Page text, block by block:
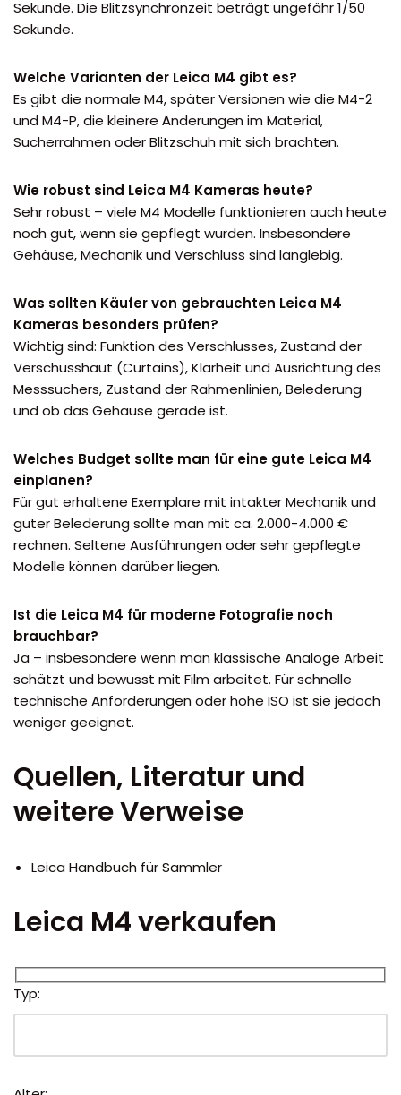
Sekunde. Die Blitzsynchronzeit beträgt ungefähr 1/50
Sekunde.
Welche Varianten der Leica M4 gibt es?
Es gibt die normale M4, später Versionen wie die M4-2
und M4-P, die kleinere Änderungen im Material,
Sucherrahmen oder Blitzschuh mit sich brachten.
Wie robust sind Leica M4 Kameras heute?
Sehr robust – viele M4 Modelle funktionieren auch heute
noch gut, wenn sie gepflegt wurden. Insbesondere
Gehäuse, Mechanik und Verschluss sind langlebig.
Was sollten Käufer von gebrauchten Leica M4
Kameras besonders prüfen?
Wichtig sind: Funktion des Verschlusses, Zustand der
Verschusshaut (Curtains), Klarheit und Ausrichtung des
Messsuchers, Zustand der Rahmenlinien, Belederung
und ob das Gehäuse gerade ist.
Welches Budget sollte man für eine gute Leica M4
einplanen?
Für gut erhaltene Exemplare mit intakter Mechanik und
guter Belederung sollte man mit ca. 2.000-4.000 €
rechnen. Seltene Ausführungen oder sehr gepflegte
Modelle können darüber liegen.
Ist die Leica M4 für moderne Fotografie noch
brauchbar?
Ja – insbesondere wenn man klassische Analoge Arbeit
schätzt und bewusst mit Film arbeitet. Für schnelle
technische Anforderungen oder hohe ISO ist sie jedoch
weniger geeignet.
Quellen, Literatur und
weitere Verweise
Leica Handbuch für Sammler
Leica M4 verkaufen
Typ: